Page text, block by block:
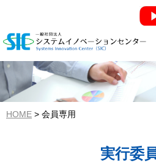
HOME 会員専用
実行委